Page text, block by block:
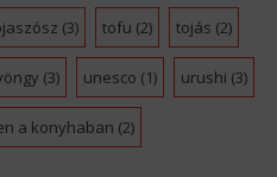
(3) tofu (2) tojás (2)
(3) unesco (1) urushi (3)
a konyhaban (2)